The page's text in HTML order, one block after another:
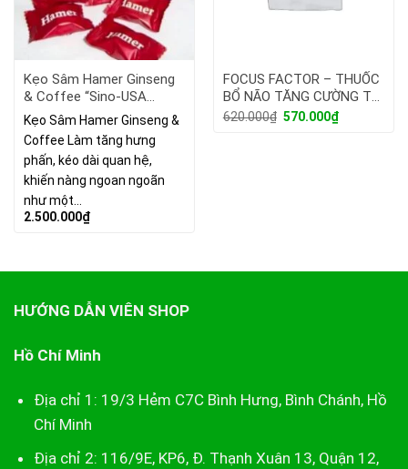
Kẹo Sâm Hamer Ginseng
& Coffee “Sino-USA
Collaboration” Hộp 30 Viên
Kẹo Sâm Hamer Ginseng &
Coffee Làm tăng hưng
phấn, kéo dài quan hệ,
khiến nàng ngoan ngoãn
như một…
2.500.000₫
FOCUS FACTOR – THUỐC
BỔ NÃO TĂNG CƯỜNG TRÍ
NHỚ
620.000₫ Giá
570.000₫Giá
hiện
HƯỚNG DẪN VIÊN SHOP
Hồ Chí Minh
Địa chỉ 1: 19/3 Hẻm C7C Bình Hưng, Bình Chánh, Hồ
Chí Minh
Địa chỉ 2: 116/9E, KP6, Đ. Thạnh Xuân 13, Quận 12,